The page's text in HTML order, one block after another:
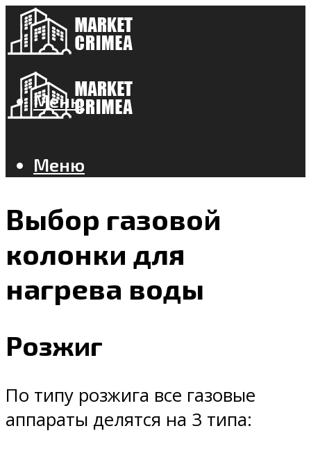
Меню
Меню
Выбор газовой
колонки для
нагрева воды
Розжиг
По типу розжига все газовые
аппараты делятся на 3 типа: